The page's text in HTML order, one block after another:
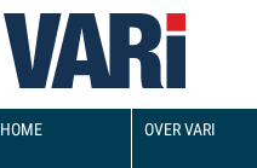
HOOFDMENU
HOME OVER VARI